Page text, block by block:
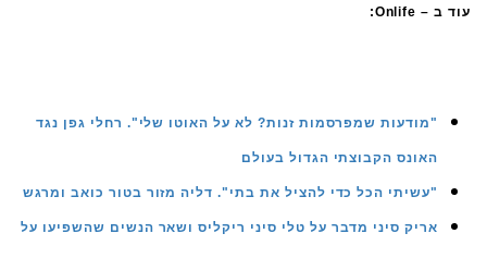
עוד ב – Onlife
:
"מודעות שמפרסמות זנות? לא על האוטו שלי". רחלי גפן נגד
האונס הקבוצתי הגדול בעולם
"עשיתי הכל כדי להציל את בתי". דליה מזור בטור כואב ומרגש
אריק סיני מדבר על טלי סיני ריקליס ושאר הנשים שהשפיעו על